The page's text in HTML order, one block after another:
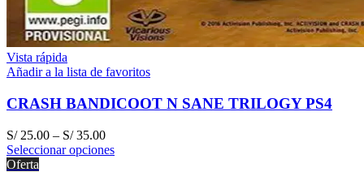
Vista rápida
Añadir a la lista de favoritos
CRASH BANDICOOT N SANE TRILOGY PS4
S/25.00 – S/35.00
Seleccionar opciones
Oferta